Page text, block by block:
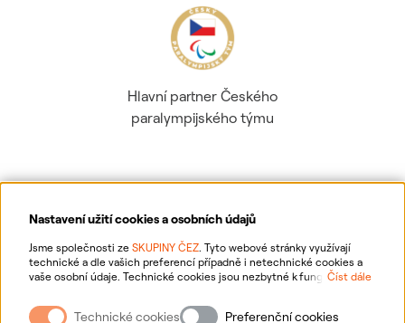
Nastavení užití cookies a osobních údajů
Jsme společnosti ze SKUPINY ČEZ. Tyto webové stránky využívají
technické a dle vašich preferencí případně i netechnické cookies a
vaše osobní údaje. Technické cookies jsou nezbytné k fungování
webové stránky vašim preferencím, k personalizaci reklam a analytice.
Pro sběr a zpracování netechnických cookies a vašich osobních údajů
Číst dále
Technické cookies Preferenční cookies
Hlavní partner Českého
paralympijského týmu
Ochrana osobních údajů
Informace o webu